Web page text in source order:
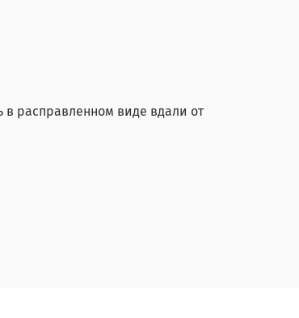
в расправленном виде вдали от